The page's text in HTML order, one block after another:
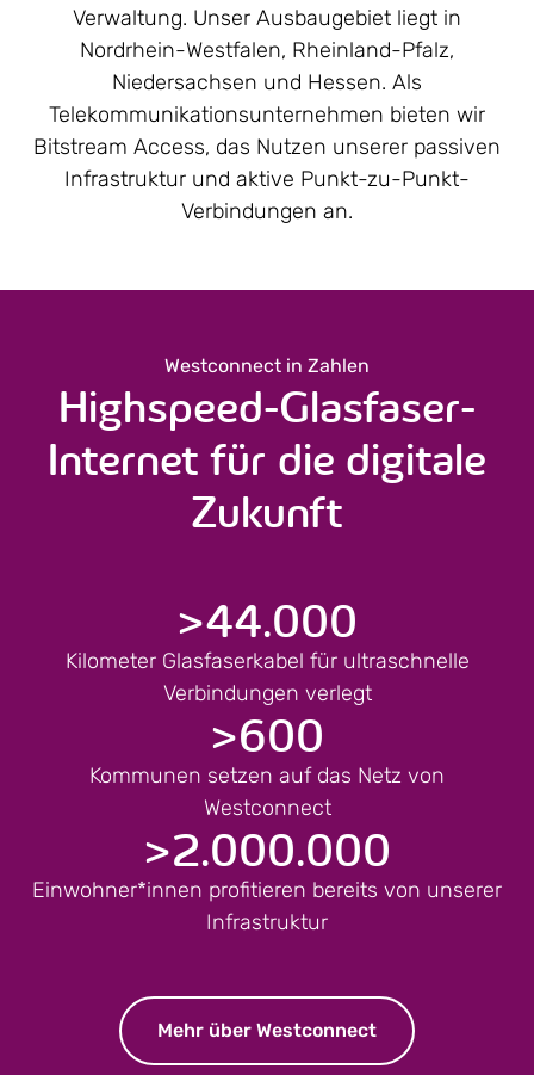
Verwaltung. Unser Ausbaugebiet liegt in
Nordrhein-Westfalen, Rheinland-Pfalz,
Niedersachsen und Hessen. Als
Telekommunikations­unternehmen bieten wir
Bitstream Access, das Nutzen unserer passiven
Infrastruktur und aktive Punkt-zu-Punkt-
Verbindungen an.
Westconnect in Zahlen
Highspeed-Glasfaser-
Internet für die digitale
Zukunft
>44.000
Kilometer Glasfaserkabel für ultraschnelle
Verbindungen verlegt
>600
Kommunen setzen auf das Netz von
Westconnect
>2.000.000
Einwohner*innen profitieren bereits von unserer
Infrastruktur
Mehr über Westconnect